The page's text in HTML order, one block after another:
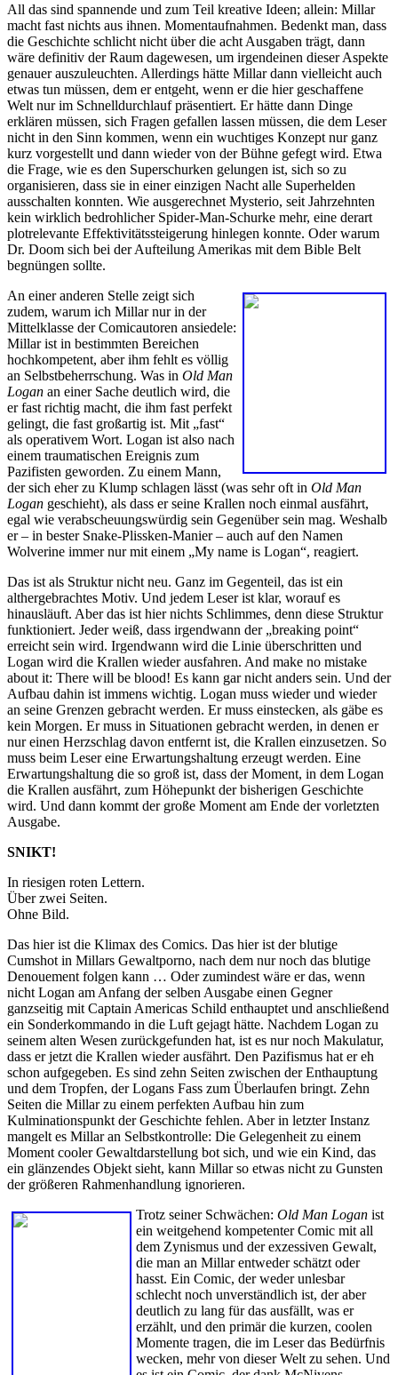
All das sind spannende und zum Teil kreative Ideen; allein: Millar
macht fast nichts aus ihnen. Momentaufnahmen. Bedenkt man, dass
die Geschichte schlicht nicht über die acht Ausgaben trägt, dann
wäre definitiv der Raum dagewesen, um irgendeinen dieser Aspekte
genauer auszuleuchten. Allerdings hätte Millar dann vielleicht auch
etwas tun müssen, dem er entgeht, wenn er die hier geschaffene
Welt nur im Schnelldurchlauf präsentiert. Er hätte dann Dinge
erklären müssen, sich Fragen gefallen lassen müssen, die dem Leser
nicht in den Sinn kommen, wenn ein wuchtiges Konzept nur ganz
kurz vorgestellt und dann wieder von der Bühne gefegt wird. Etwa
die Frage, wie es den Superschurken gelungen ist, sich so zu
organisieren, dass sie in einer einzigen Nacht alle Superhelden
ausschalten konnten. Wie ausgerechnet Mysterio, seit Jahrzehnten
kein wirklich bedrohlicher Spider-Man-Schurke mehr, eine derart
plotrelevante Effektivitätssteigerung hinlegen konnte. Oder warum
Dr. Doom sich bei der Aufteilung Amerikas mit dem Bible Belt
begnüngen sollte.
An einer anderen Stelle zeigt sich
zudem, warum ich Millar nur in der
Mittelklasse der Comicautoren ansiedele:
Millar ist in bestimmten Bereichen
hochkompetent, aber ihm fehlt es völlig
an Selbstbeherrschung. Was in Old Man
Logan an einer Sache deutlich wird, die
er fast richtig macht, die ihm fast perfekt
gelingt, die fast großartig ist. Mit „fast“
als operativem Wort. Logan ist also nach
einem traumatischen Ereignis zum
Pazifisten geworden. Zu einem Mann,
der sich eher zu Klump schlagen lässt (was sehr oft in Old Man
Logan geschieht), als dass er seine Krallen noch einmal ausfährt,
egal wie verabscheuungswürdig sein Gegenüber sein mag. Weshalb
er – in bester Snake-Plissken-Manier – auch auf den Namen
Wolverine immer nur mit einem „My name is Logan“, reagiert.
Das ist als Struktur nicht neu. Ganz im Gegenteil, das ist ein
althergebrachtes Motiv. Und jedem Leser ist klar, worauf es
hinausläuft. Aber das ist hier nichts Schlimmes, denn diese Struktur
funktioniert. Jeder weiß, dass irgendwann der „breaking point“
erreicht sein wird. Irgendwann wird die Linie überschritten und
Logan wird die Krallen wieder ausfahren. And make no mistake
about it: There will be blood! Es kann gar nicht anders sein. Und der
Aufbau dahin ist immens wichtig. Logan muss wieder und wieder
an seine Grenzen gebracht werden. Er muss einstecken, als gäbe es
kein Morgen. Er muss in Situationen gebracht werden, in denen er
nur einen Herzschlag davon entfernt ist, die Krallen einzusetzen. So
muss beim Leser eine Erwartungshaltung erzeugt werden. Eine
Erwartungshaltung die so groß ist, dass der Moment, in dem Logan
die Krallen ausfährt, zum Höhepunkt der bisherigen Geschichte
wird. Und dann kommt der große Moment am Ende der vorletzten
Ausgabe.
SNIKT!
In riesigen roten Lettern.
Über zwei Seiten.
Ohne Bild.
Das hier ist die Klimax des Comics. Das hier ist der blutige
Cumshot in Millars Gewaltporno, nach dem nur noch das blutige
Denouement folgen kann … Oder zumindest wäre er das, wenn
nicht Logan am Anfang der selben Ausgabe einen Gegner
ganzseitig mit Captain Americas Schild enthauptet und anschließend
ein Sonderkommando in die Luft gejagt hätte. Nachdem Logan zu
seinem alten Wesen zurückgefunden hat, ist es nur noch Makulatur,
dass er jetzt die Krallen wieder ausfährt. Den Pazifismus hat er eh
schon aufgegeben. Es sind zehn Seiten zwischen der Enthauptung
und dem Tropfen, der Logans Fass zum Überlaufen bringt. Zehn
Seiten die Millar zu einem perfekten Aufbau hin zum
Kulminationspunkt der Geschichte fehlen. Aber in letzter Instanz
mangelt es Millar an Selbstkontrolle: Die Gelegenheit zu einem
Moment cooler Gewaltdarstellung bot sich, und wie ein Kind, das
ein glänzendes Objekt sieht, kann Millar so etwas nicht zu Gunsten
der größeren Rahmenhandlung ignorieren.
Trotz seiner Schwächen: Old Man Logan ist
ein weitgehend kompetenter Comic mit all
dem Zynismus und der exzessiven Gewalt,
die man an Millar entweder schätzt oder
hasst. Ein Comic, der weder unlesbar
schlecht noch unverständlich ist, der aber
deutlich zu lang für das ausfällt, was er
erzählt, und den primär die kurzen, coolen
Momente tragen, die im Leser das Bedürfnis
wecken, mehr von dieser Welt zu sehen. Und